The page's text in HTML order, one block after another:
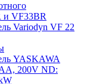
и VF33BR
Variodyn VF 22
YASKAWA
200V ND: